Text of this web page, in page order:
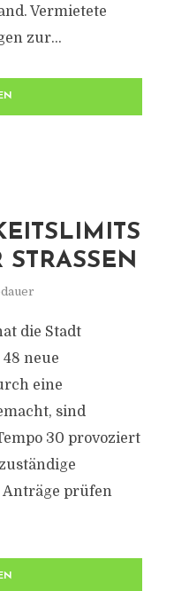
Vermietete
zur...
die Stadt
neue
eine
sind
30 provoziert
prüfen